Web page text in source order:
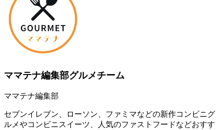
ママテナ編集部グルメチーム
ママテナ編集部
セブンイレブン、ローソン、ファミマなどの新作コンビニグ
ルメやコンビニスイーツ、人気のファストフードなどおすす